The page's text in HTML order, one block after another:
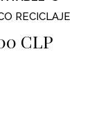
RECICLAJE
CLP